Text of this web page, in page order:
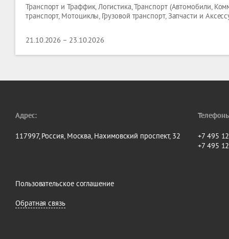
Транспорт и Траффик, Логистика, Транспорт (Автомобили,
транспорт, Мотоциклы, Грузовой транспорт, Запчасти и
21.10.2026 – 23.10.2026
Адрес:
117997, Россия, Москва, Нахимовский проспект, 32
+7 495
+7 495
Пользовательское соглашение
Обратная связь